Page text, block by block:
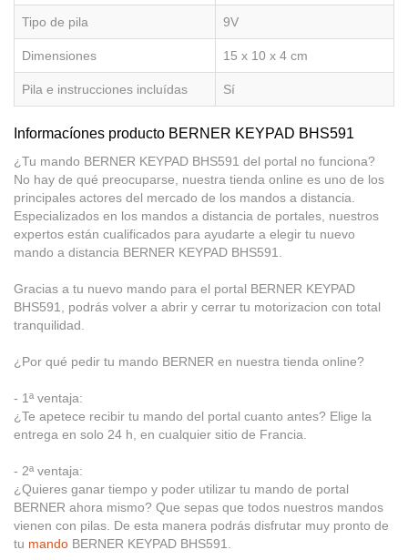
Tipo de pila 9V
Dimensiones 15 x 10 x 4 cm
Pila e instrucciones incluídas Sí
Informacíones producto BERNER KEYPAD BHS591
¿Tu mando BERNER KEYPAD BHS591 del portal no funciona?
No hay de qué preocuparse, nuestra tienda online es uno de los
principales actores del mercado de los mandos a distancia.
Especializados en los mandos a distancia de portales, nuestros
expertos están cualificados para ayudarte a elegir tu nuevo
mando a distancia BERNER KEYPAD BHS591.
Gracias a tu nuevo mando para el portal BERNER KEYPAD
BHS591, podrás volver a abrir y cerrar tu motorizacion con total
tranquilidad.
¿Por qué pedir tu mando BERNER en nuestra tienda online?
- 1ª ventaja:
¿Te apetece recibir tu mando del portal cuanto antes? Elige la
entrega en solo 24 h, en cualquier sitio de Francia.
- 2ª ventaja:
¿Quieres ganar tiempo y poder utilizar tu mando de portal
BERNER ahora mismo? Que sepas que todos nuestros mandos
vienen con pilas. De esta manera podrás disfrutar muy pronto de
tu mando BERNER KEYPAD BHS591.